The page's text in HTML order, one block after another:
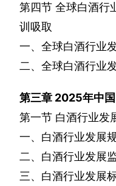
第四节 全球白酒行
训吸取
一、全球白酒行业
二、全球白酒行业
第三章 2025年中
第一节 白酒行业发
一、白酒行业发展
二、白酒行业发展
三、白酒行业发展